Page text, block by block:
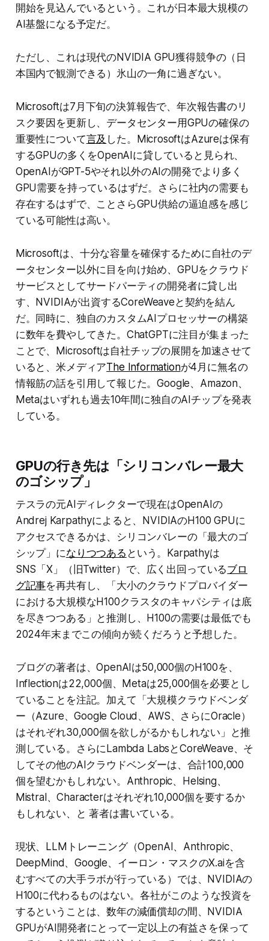
開始を見込んでいるという。これが日本最大規模の
AI基盤になる予定だ。
ただし、これは現代のNVIDIA GPU獲得競争の（日
本国内で観測できる）氷山の一角に過ぎない。
Microsoftは7月下旬の決算報告で、年次報告書のリ
スク要因を更新し、データセンター用GPUの確保の
重要性について言及 した。MicrosoftはAzureは保有
するGPUの多くをOpenAIに貸していると見られ、
OpenAIがGPT-5やそれ以外のAIの開発でより多く
GPU需要を持っているはずだ。さらに社内の需要も
存在するはずで、ことさらGPU供給の逼迫感を感じ
ている可能性は高い。
Microsoftは、十分な容量を確保するために自社のデ
ータセンター以外に目を向け始め、GPUをクラウド
サービスとしてサードパーティの開発者に貸し出
す、NVIDIAが出資するCoreWeaveと契約を結ん
だ。同時に、独自のカスタムAIプロセッサーの構築
に数年を費やしてきた。ChatGPTに注目が集まった
ことで、Microsoftは自社チップの展開を加速させて
いると、米メディアThe Informationが4月に無名の
情報筋の話を引用して報じた。Google、Amazon、
Metaはいずれも過去10年間に独自のAIチップを発表
している。
GPUの行き先は「シリコンバレー最大
のゴシップ」
テスラの元AIディレクターで現在はOpenAIの
Andrej Karpathyによると、NVIDIAのH100 GPUに
アクセスできるかは、シリコンバレーの「最大のゴ
シップ」になりつつある という。Karpathyは
SNS「X」（旧Twitter）で、広く出回っているブロ
グ記事を再共有し、「大小のクラウドプロバイダー
における大規模なH100クラスタのキャパシティは底
を尽きつつある」と推測し、H100の需要は最低でも
2024年末までこの傾向が続くだろうと予想した。
ブログの著者は、OpenAIは50,000個のH100を、
Inflectionは22,000個、Metaは25,000個を必要とし
ていることを注記。加えて「大規模クラウドベンダ
ー（Azure、Google Cloud、AWS、さらにOracle）
はそれぞれ30,000個を欲しがるかもしれない」と推
測している。さらにLambda LabsとCoreWeave、そ
してその他のAIクラウドベンダーは、合計100,000
個を望むかもしれない。Anthropic、Helsing、
Mistral、Characterはそれぞれ10,000個を要するか
もしれない、と 著者は書いている。
現状、LLMトレーニング（OpenAI、Anthropic、
DeepMind、Google、イーロン・マスクのX.aiを含
むすべての大手ラボが行っている）では、NVIDIAの
H100に代わるものはない。各社がこのような投資を
するということは、数年の減価償却の間、NVIDIA
GPUがAI開発者にとって一定以上の有益さを保って